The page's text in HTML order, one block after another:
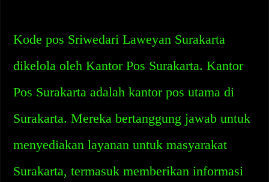
Kode pos Sriwedari Laweyan Surakarta
dikelola oleh Kantor Pos Surakarta. Kantor
Pos Surakarta adalah kantor pos utama di
Surakarta. Mereka bertanggung jawab untuk
menyediakan layanan untuk masyarakat
Surakarta, termasuk memberikan informasi